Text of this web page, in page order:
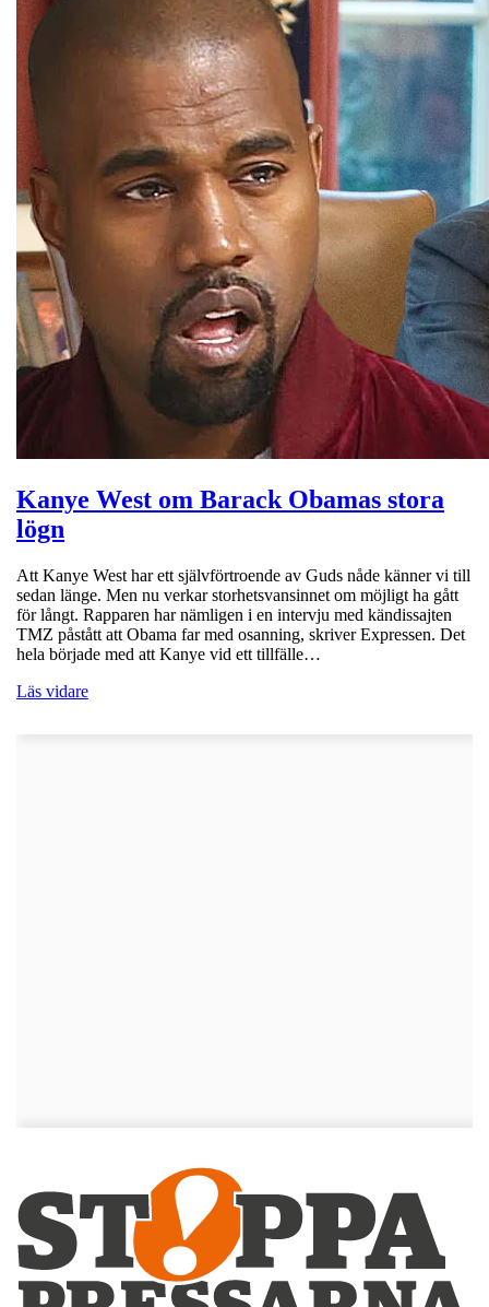
Kanye West om Barack Obamas stora
lögn
Att Kanye West har ett självförtroende av Guds nåde känner vi till
sedan länge. Men nu verkar storhetsvansinnet om möjligt ha gått
för långt. Rapparen har nämligen i en intervju med kändissajten
TMZ påstått att Obama far med osanning, skriver Expressen. Det
hela började med att Kanye vid ett tillfälle…
Läs vidare